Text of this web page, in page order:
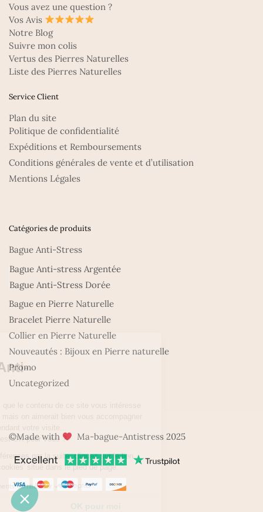
Vous avez une question ?
Vos Avis
Notre Blog
Suivre mon colis
Vertus des Pierres Naturelles
Liste des Pierres Naturelles
Service Client
Plan du site
Politique de confidentialité
Expéditions et Remboursements
Conditions générales de vente et d’utilisation
Mentions Légales
Catégories de produits
Bague Anti-Stress
Bague Anti-stress Argentée
Bague Anti-Stress Dorée
Bague en Pierre Naturelle
Bracelet Pierre Naturelle
Collier en Pierre Naturelle
Nouveautés : Bijoux en Pierre naturelle
Promo
Uncategorized
©Made with Ma-bague-Antistress 2025